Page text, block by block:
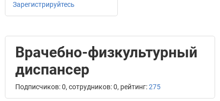
Зарегистрируйтесь
Врачебно-физкультурный
диспансер
Подписчиков: 0, сотрудников: 0, рейтинг:275